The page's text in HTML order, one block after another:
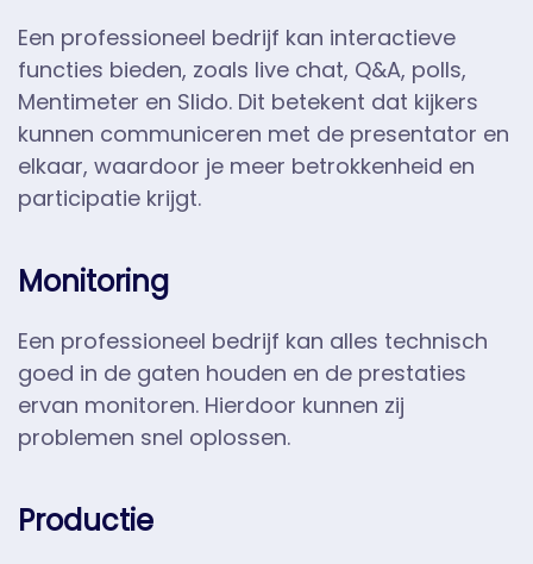
Een professioneel bedrijf kan interactieve
functies bieden, zoals live chat, Q&A, polls,
Mentimeter en Slido. Dit betekent dat kijkers
kunnen communiceren met de presentator en
elkaar, waardoor je meer betrokkenheid en
participatie krijgt.
Monitoring
Een professioneel bedrijf kan alles technisch
goed in de gaten houden en de prestaties
ervan monitoren. Hierdoor kunnen zij
problemen snel oplossen.
Productie